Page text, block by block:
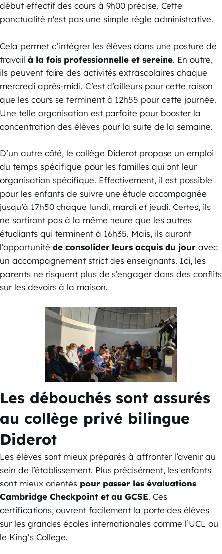
début effectif des cours à 9h00 précise. Cette
ponctualité n'est pas une simple règle administrative.
Cela permet d’intégrer les élèves dans une posture de
travail à la fois professionnelle et sereine. En outre,
ils peuvent faire des activités extrascolaires chaque
mercredi après-midi. C’est d’ailleurs pour cette raison
que les cours se terminent à 12h55 pour cette journée.
Une telle organisation est parfaite pour booster la
concentration des élèves pour la suite de la semaine.
D’un autre côté, le collège Diderot propose un emploi
du temps spécifique pour les familles qui ont leur
organisation spécifique. Effectivement, il est possible
pour les enfants de suivre une étude accompagnée
jusqu’à 17h50 chaque lundi, mardi et jeudi. Certes, ils
ne sortiront pas à la même heure que les autres
étudiants qui terminent à 16h35. Mais, ils auront
l’opportunité de consolider leurs acquis du jour avec
un accompagnement strict des enseignants. Ici, les
parents ne risquent plus de s’engager dans des conflits
sur les devoirs à la maison.
Les débouchés sont assurés
au collège privé bilingue
Diderot
Les élèves sont mieux préparés à affronter l’avenir au
sein de l’établissement. Plus précisément, les enfants
sont mieux orientés pour passer les évaluations
Cambridge Checkpoint et au GCSE. Ces
certifications, ouvrent facilement la porte des élèves
sur les grandes écoles internationales comme l’UCL ou
le King’s College.